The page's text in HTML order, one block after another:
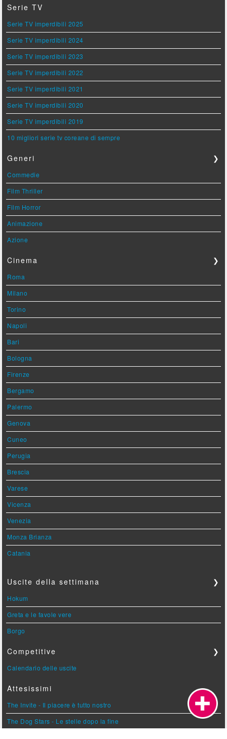
Serie TV
Serie TV imperdibili 2025
Serie TV imperdibili 2024
Serie TV imperdibili 2023
Serie TV imperdibili 2022
Serie TV imperdibili 2021
Serie TV imperdibili 2020
Serie TV imperdibili 2019
10 migliori serie tv coreane di sempre
Generi ❯
Commedie
Film Thriller
Film Horror
Animazione
Azione
Cinema ❯
Roma
Milano
Torino
Napoli
Bari
Bologna
Firenze
Bergamo
Palermo
Genova
Cuneo
Perugia
Brescia
Varese
Vicenza
Venezia
Monza Brianza
Catania
Uscite della settimana ❯
Hokum
Greta e le favole vere
Borgo
Competitive ❯
Calendario delle uscite
Attesissimi
The Invite - Il piacere è tutto nostro
The Dog Stars - Le stelle dopo la fine